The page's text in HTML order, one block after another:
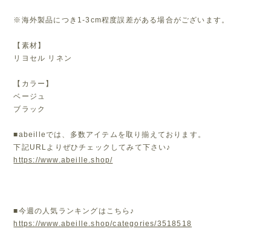
※海外製品につき1-3cm程度誤差がある場合がございます。
【素材】
リヨセル リネン
【カラー】
ベージュ
ブラック
■abeilleでは、多数アイテムを取り揃えております。
下記URLよりぜひチェックしてみて下さい♪
https://www.abeille.shop/
■今週の人気ランキングはこちら♪
https://www.abeille.shop/categories/3518518